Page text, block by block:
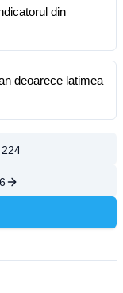
din
deoarece latimea
224